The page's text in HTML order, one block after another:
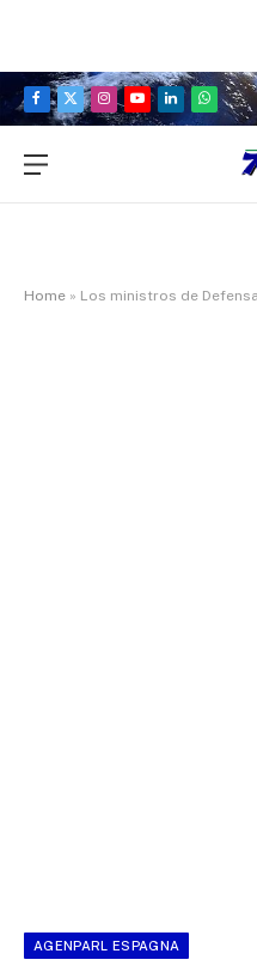
Facebook
X
Instagram
YouTubeLinkedIn
Home » Los ministros de Defensa de España, Francia y
AGENPARL ESPAGNA